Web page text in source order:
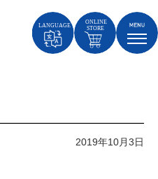
2019年10月3日